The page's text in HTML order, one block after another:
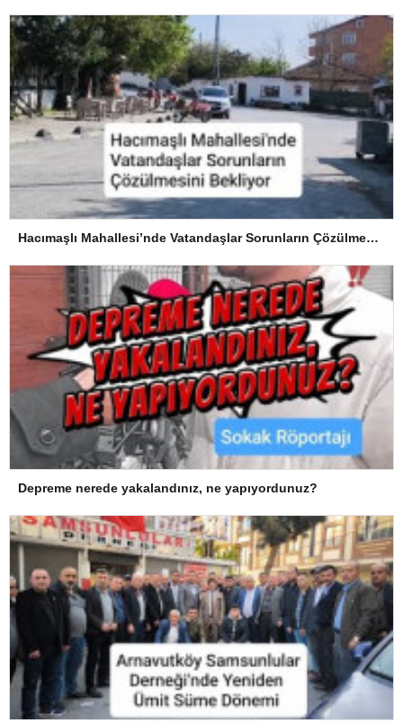
Hacımaşlı Mahallesi’nde Vatandaşlar Sorunların Çözülmesini Bekliyor
Depreme nerede yakalandınız, ne yapıyordunuz?